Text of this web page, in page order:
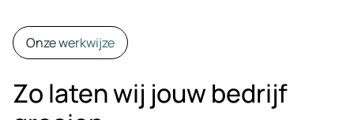
Onze werkwijze
Zo laten wij jouw bedrijf